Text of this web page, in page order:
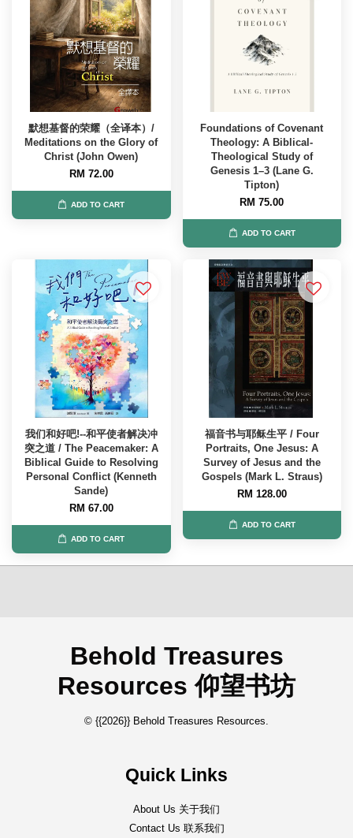
默想基督的荣耀（全译本）/
Meditations on the Glory of
Christ (John Owen)
RM 72.00
ADD TO CART
Foundations of Covenant
Theology: A Biblical-
Theological Study of
Genesis 1–3 (Lane G.
Tipton)
RM 75.00
ADD TO CART
我们和好吧!--和平使者解决冲
突之道 / The Peacemaker: A
Biblical Guide to Resolving
Personal Conflict (Kenneth
Sande)
RM 67.00
ADD TO CART
福音书与耶稣生平 / Four
Portraits, One Jesus: A
Survey of Jesus and the
Gospels (Mark L. Straus)
RM 128.00
ADD TO CART
Behold Treasures
Resources 仰望书坊
© {{2026}} Behold Treasures Resources.
Quick Links
About Us 关于我们
Contact Us 联系我们